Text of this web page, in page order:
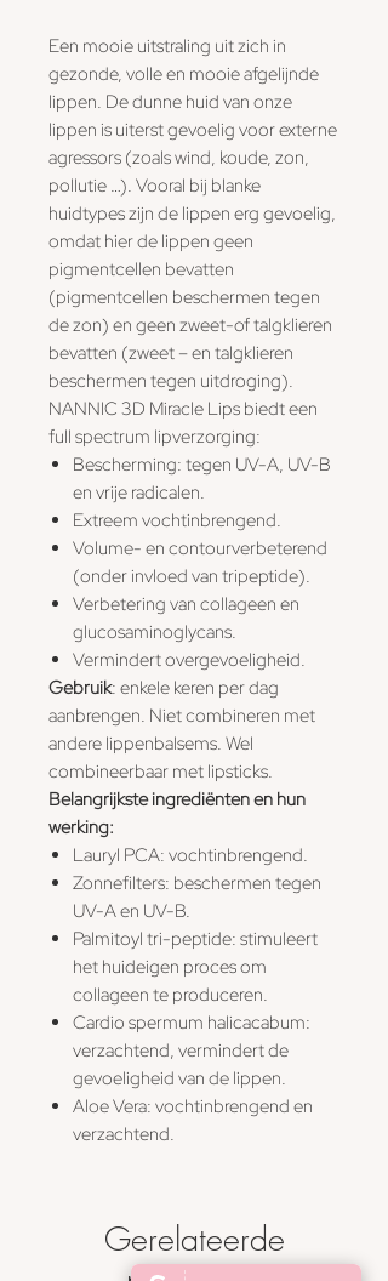
Een mooie uitstraling uit zich in
gezonde, volle en mooie afgelijnde
lippen. De dunne huid van onze
lippen is uiterst gevoelig voor externe
agressors (zoals wind, koude, zon,
pollutie …). Vooral bij blanke
huidtypes zijn de lippen erg gevoelig,
omdat hier de lippen geen
pigmentcellen bevatten
(pigmentcellen beschermen tegen
de zon) en geen zweet-of talgklieren
bevatten (zweet – en talgklieren
beschermen tegen uitdroging).
NANNIC 3D Miracle Lips biedt een
full spectrum lipverzorging:
Bescherming: tegen UV-A, UV-B
en vrije radicalen.
Extreem vochtinbrengend.
Volume- en contourverbeterend
(onder invloed van tripeptide).
Verbetering van collageen en
glucosaminoglycans.
Vermindert overgevoeligheid.
Gebruik: enkele keren per dag
aanbrengen. Niet combineren met
andere lippenbalsems. Wel
combineerbaar met lipsticks.
Belangrijkste ingrediënten en hun
werking:
Lauryl PCA: vochtinbrengend.
Zonnefilters: beschermen tegen
UV-A en UV-B.
Palmitoyl tri-peptide: stimuleert
het huideigen proces om
collageen te produceren.
Cardio spermum halicacabum:
verzachtend, vermindert de
gevoeligheid van de lippen.
Aloe Vera: vochtinbrengend en
verzachtend.
Gerelateerde